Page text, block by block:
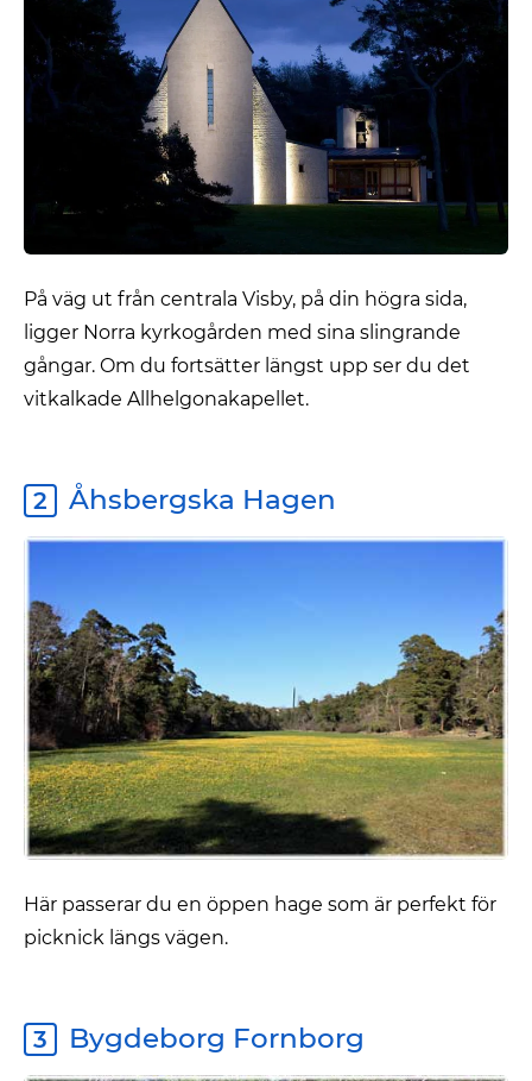
På väg ut från centrala Visby, på din högra sida,
ligger Norra kyrkogården med sina slingrande
gångar. Om du fortsätter längst upp ser du det
vitkalkade Allhelgonakapellet.
2 Åhsbergska Hagen
Här passerar du en öppen hage som är perfekt för
picknick längs vägen.
3 Bygdeborg Fornborg